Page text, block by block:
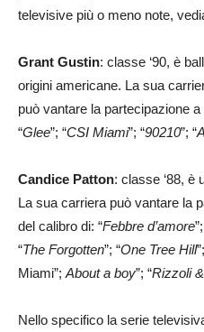
televisive più o meno note,
Grant Gustin: classe ‘90, è
origini americane. La sua
può vantare la partecipazione
“Glee”; “CSI Miami”; “90210”; “
Candice Patton: classe ‘88, è
La sua carriera può vantare la
del calibro di: “Febbre d’amore
“The Forgotten”; “One Tree Hill
Miami”; About a boy”; “Rizzoli
Nello specifico la serie